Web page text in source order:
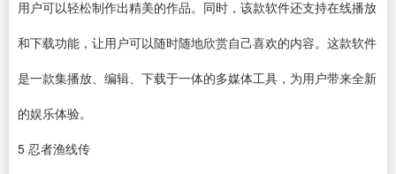
用户可以轻松制作出精美的作品。同时，该款软件还支持在线播放
和下载功能，让用户可以随时随地欣赏自己喜欢的内容。这款软件
是一款集播放、编辑、下载于一体的多媒体工具，为用户带来全新
的娱乐体验。
5 忍者渔线传